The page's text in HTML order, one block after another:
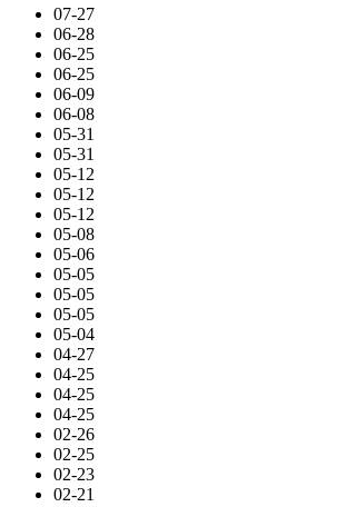
07-27
06-28
06-25
06-25
06-09
06-08
05-31
05-31
05-12
05-12
05-12
05-08
05-06
05-05
05-05
05-05
05-04
04-27
04-25
04-25
04-25
02-26
02-25
02-23
02-21